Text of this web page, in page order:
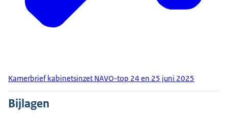
Kamerbrief kabinetsinzet NAVO-top 24 en 25 juni 2025
Bijlagen